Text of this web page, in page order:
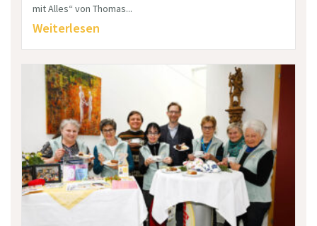
mit Alles“ von Thomas...
Weiterlesen